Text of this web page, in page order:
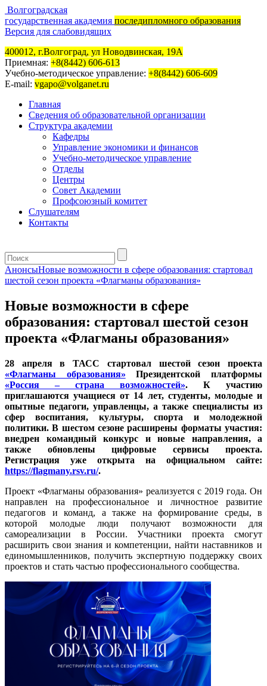
Волгоградская
государственная академия последипломного образования
Версия для слабовидящих
400012, г.Волгоград, ул Новодвинская, 19А
Приемная: +8(8442) 606-613
Учебно-методическое управление: +8(8442) 606-609
E-mail: vgapo@volganet.ru
Главная
Сведения об образовательной организации
Структура академии
Кафедры
Управление экономики и финансов
Учебно-методическое управление
Отделы
Центры
Совет Академии
Профсоюзный комитет
Слушателям
Контакты
АнонсыНовые возможности в сфере образования: стартовал
шестой сезон проекта «Флагманы образования»
Новые возможности в сфере
образования: стартовал шестой сезон
проекта «Флагманы образования»
28 апреля в ТАСС стартовал шестой сезон проекта
«Флагманы образования» Президентской платформы
«Россия – страна возможностей». К участию
приглашаются учащиеся от 14 лет, студенты, молодые и
опытные педагоги, управленцы, а также специалисты из
сфер воспитания, культуры, спорта и молодежной
политики. В шестом сезоне расширены форматы участия:
внедрен командный конкурс и новые направления, а
также обновлены цифровые сервисы проекта.
Регистрация уже открыта на официальном сайте:
https://flagmany.rsv.ru/.
Проект «Флагманы образования» реализуется с 2019 года. Он
направлен на профессиональное и личностное развитие
педагогов и команд, а также на формирование среды, в
которой молодые люди получают возможности для
самореализации в России. Участники проекта смогут
расширить свои знания и компетенции, найти наставников и
единомышленников, получить экспертную поддержку своих
проектов и стать частью профессионального сообщества.